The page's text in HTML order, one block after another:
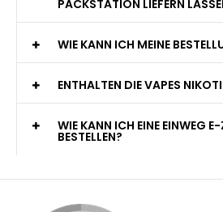
PACKSTATION LIEFERN
WIE KANN ICH MEINE
ENTHALTEN DIE VAPES
WIE KANN ICH EINE EINWEG
BESTELLEN?